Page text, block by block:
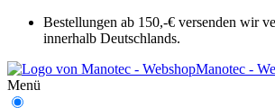
Bestellungen ab 150,-€ versenden wir
innerhalb Deutschlands.
Manotec -
Menü